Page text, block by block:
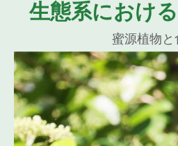
生態系におけ
蜜源植物と